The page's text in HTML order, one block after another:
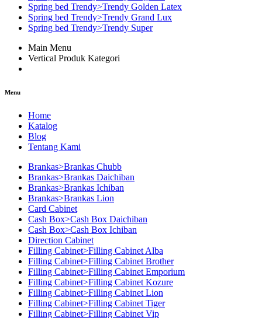
Spring bed Trendy>Trendy Golden Latex
Spring bed Trendy>Trendy Grand Lux
Spring bed Trendy>Trendy Super
Main Menu
Vertical Produk Kategori
Menu
Home
Katalog
Blog
Tentang Kami
Brankas>Brankas Chubb
Brankas>Brankas Daichiban
Brankas>Brankas Ichiban
Brankas>Brankas Lion
Card Cabinet
Cash Box>Cash Box Daichiban
Cash Box>Cash Box Ichiban
Direction Cabinet
Filling Cabinet>Filling Cabinet Alba
Filling Cabinet>Filling Cabinet Brother
Filling Cabinet>Filling Cabinet Emporium
Filling Cabinet>Filling Cabinet Kozure
Filling Cabinet>Filling Cabinet Lion
Filling Cabinet>Filling Cabinet Tiger
Filling Cabinet>Filling Cabinet Vip